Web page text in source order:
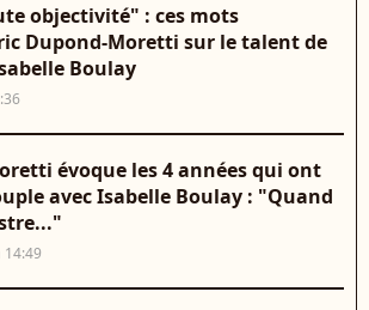
objectivité" : ces mots
Dupond-Moretti sur le talent de
Boulay
évoque les 4 années qui ont
avec Isabelle Boulay : "Quand